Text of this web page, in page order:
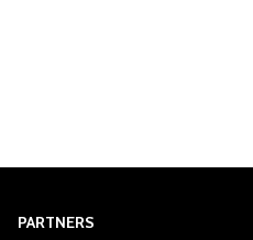
PARTNERS